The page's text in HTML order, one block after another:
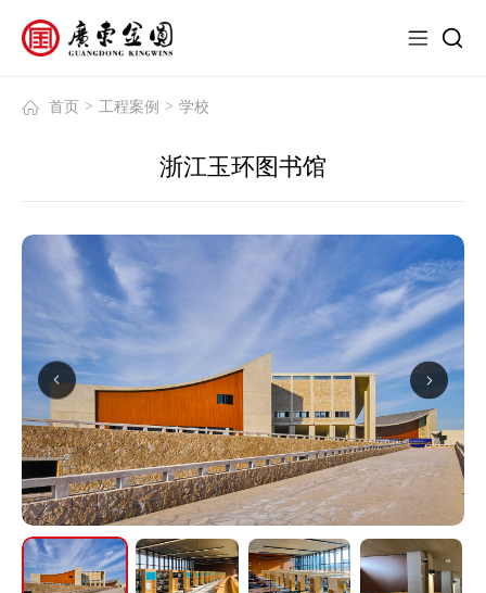
首页 > 工程案例 > 学校
浙江玉环图书馆